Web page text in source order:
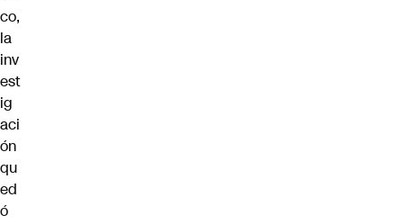
co,
la
inv
est
ig
aci
ón
qu
ed
ó